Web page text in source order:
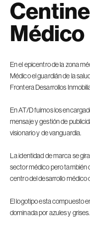
Médico
En el epicentro de la zona
Médico el guardián de la
Frontera Desarrollos
En AT/D fuimos los
mensaje y gestión de
visionario y de vanguardia.
La identidad de marca se
sector médico pero también
centro del desarrollo médico
El logotipo esta compuesto
dominada por azules y grises.